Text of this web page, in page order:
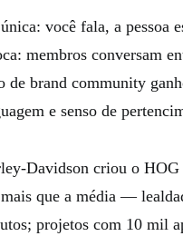
você fala, a pessoa
membros conversam
de brand community
e senso de
Davidson criou o
que a média —
projetos com 10 mil